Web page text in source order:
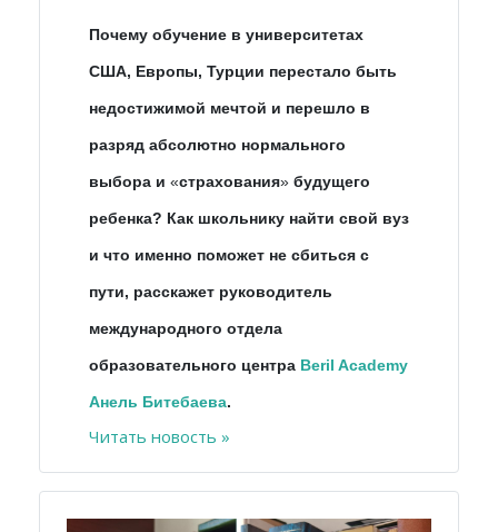
Почему обучение в университетах
США, Европы, Турции перестало быть
недостижимой мечтой и перешло в
разряд абсолютно нормального
выбора и «страхования» будущего
ребенка? Как школьнику найти свой вуз
и что именно поможет не сбиться с
пути, расскажет руководитель
международного отдела
образовательного центра Beril Academy
Анель Битебаева.
Читать новость »